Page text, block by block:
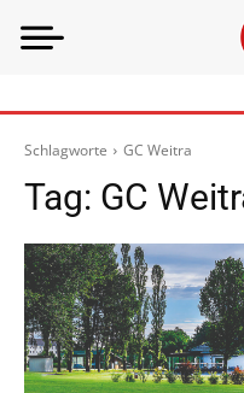
Schlagworte GC Weitra
Tag: GC